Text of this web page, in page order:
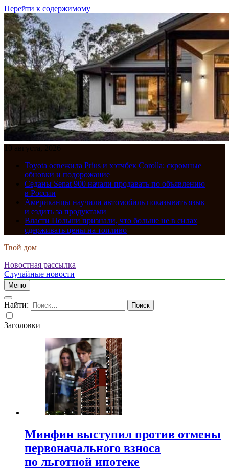
Перейти к содержимому
10 августа, 2026
Toyota освежила Prius и хэтчбек Corolla: скромные
обновки и подорожание
Седаны Senat 900 начали продавать по объявлению
в России
Американцы научили автомобиль показывать язык
и ездить за продуктами
Власти Польши признали, что больше не в силах
сдерживать цены на топливо
Твой дом
Новостная рассылка
Случайные новости
Меню
Найти:
Заголовки
Минфин выступил против отмены
первоначального взноса
по льготной ипотеке